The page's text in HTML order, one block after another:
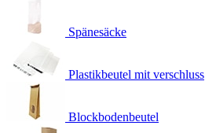
Spänesäcke
Plastikbeutel mit verschluss
Blockbodenbeutel